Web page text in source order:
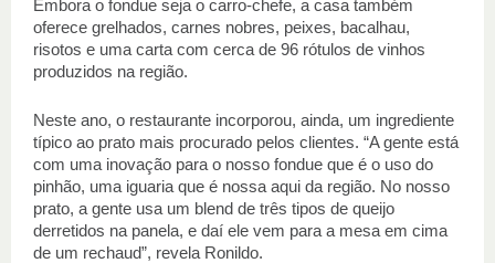
Embora o fondue seja o carro-chefe, a casa também
oferece grelhados, carnes nobres, peixes, bacalhau,
risotos e uma carta com cerca de 96 rótulos de vinhos
produzidos na região.
Neste ano, o restaurante incorporou, ainda, um ingrediente
típico ao prato mais procurado pelos clientes. “A gente está
com uma inovação para o nosso fondue que é o uso do
pinhão, uma iguaria que é nossa aqui da região. No nosso
prato, a gente usa um blend de três tipos de queijo
derretidos na panela, e daí ele vem para a mesa em cima
de um rechaud”, revela Ronildo.